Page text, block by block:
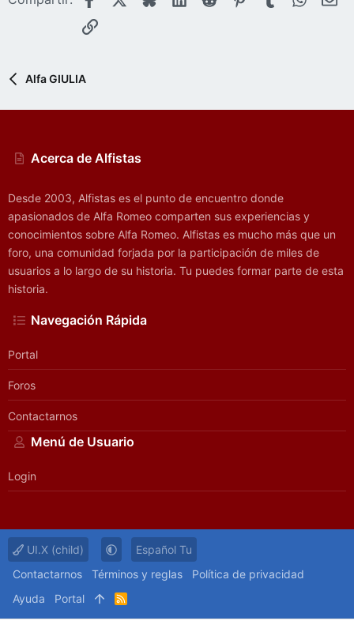
Enlace
Alfa GIULIA
Acerca de Alfistas
Desde 2003, Alfistas es el punto de encuentro donde
apasionados de Alfa Romeo comparten sus experiencias y
conocimientos sobre Alfa Romeo. Alfistas es mucho más que un
foro, una comunidad forjada por la participación de miles de
usuarios a lo largo de su historia. Tu puedes formar parte de esta
historia.
Navegación Rápida
Portal
Foros
Contactarnos
Menú de Usuario
Login
UI.X (child)
Español Tu
Contactarnos
Términos y reglas
Política de privacidad
Ayuda
Portal
R